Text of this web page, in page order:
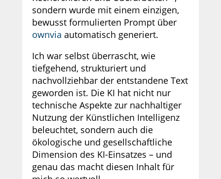
sondern wurde mit einem einzigen,
bewusst formulierten Prompt über
ownvia automatisch generiert.
Ich war selbst überrascht, wie
tiefgehend, strukturiert und
nachvollziehbar der entstandene Text
geworden ist. Die KI hat nicht nur
technische Aspekte zur nachhaltiger
Nutzung der Künstlichen Intelligenz
beleuchtet, sondern auch die
ökologische und gesellschaftliche
Dimension des KI-Einsatzes – und
genau das macht diesen Inhalt für